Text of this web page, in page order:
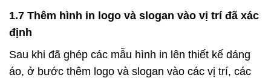
1.7 Thêm hình in logo và slogan vào vị trí đã xác
định
Sau khi đã ghép các mẫu hình in lên thiết kế dáng
áo, ở bước thêm logo và slogan vào các vị trí, các